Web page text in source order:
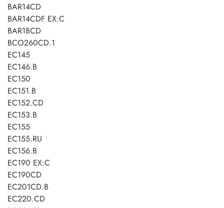
BAR14CD
BAR14CDF EX:C
BAR18CD
BCO260CD.1
EC145
EC146.B
EC150
EC151.B
EC152.CD
EC153.B
EC155
EC155.RU
EC156.B
EC190 EX:C
EC190CD
EC201CD.B
EC220.CD